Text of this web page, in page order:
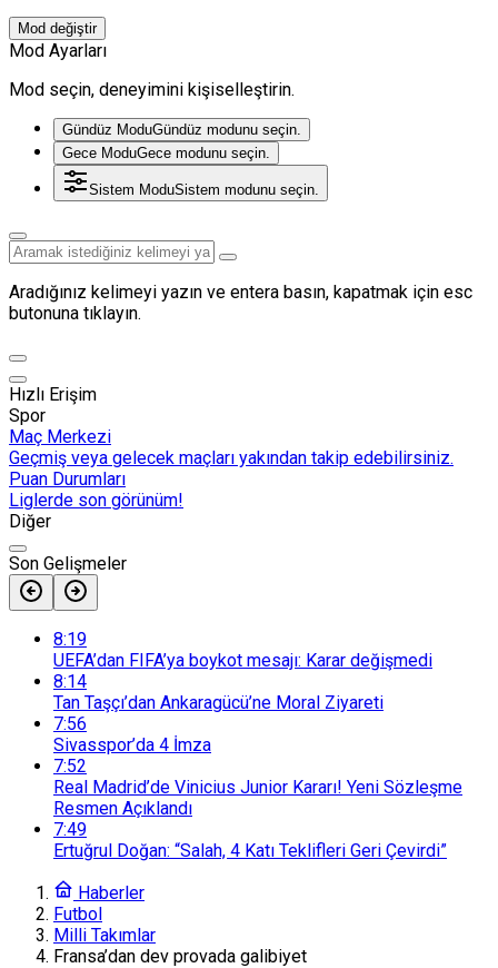
Mod değiştir
Mod Ayarları
Mod seçin, deneyimini kişiselleştirin.
Gündüz ModuGündüz modunu seçin.
Gece ModuGece modunu seçin.
Sistem ModuSistem modunu seçin.
Aradığınız kelimeyi yazın ve entera basın, kapatmak için esc
butonuna tıklayın.
Hızlı Erişim
Spor
Maç Merkezi
Geçmiş veya gelecek maçları yakından takip edebilirsiniz.
Puan Durumları
Liglerde son görünüm!
Diğer
Son Gelişmeler
8:19
UEFA’dan FIFA’ya boykot mesajı: Karar değişmedi
8:14
Tan Taşçı’dan Ankaragücü’ne Moral Ziyareti
7:56
Sivasspor’da 4 İmza
7:52
Real Madrid’de Vinicius Junior Kararı! Yeni Sözleşme
Resmen Açıklandı
7:49
Ertuğrul Doğan: “Salah, 4 Katı Teklifleri Geri Çevirdi”
Haberler
Futbol
Milli Takımlar
Fransa’dan dev provada galibiyet